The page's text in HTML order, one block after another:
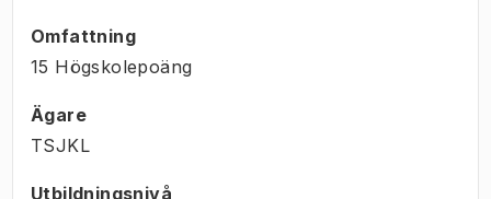
Omfattning
15 Högskolepoäng
Ägare
TSJKL
Utbildningsnivå